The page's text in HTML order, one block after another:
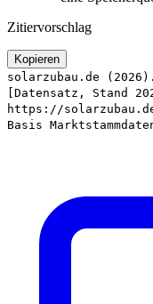
Zitiervorschlag
Kopieren
solarzubau.de
[Datensatz, Stand
https://
Basis